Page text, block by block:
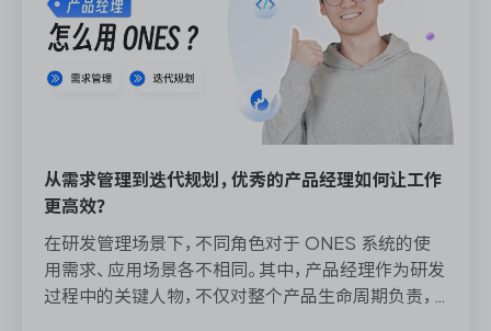
从需求管理到迭代规划，优秀的产品经理如何让工作
更高效？
在研发管理场景下，不同角色对于 ONES 系统的使
用需求、应用场景各不相同。其中，产品经理作为研发
过程中的关键人物，不仅对整个产品生命周期负责，